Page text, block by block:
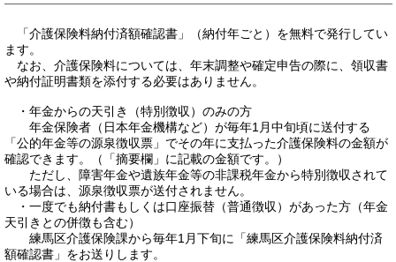
「介護保険料納付済額確認書」（納付年ごと）を無料で発行してい
ます。
なお、介護保険料については、年末調整や確定申告の際に、領収書
や納付証明書類を添付する必要はありません。
・年金からの天引き（特別徴収）のみの方
年金保険者（日本年金機構など）が毎年1月中旬頃に送付する
「公的年金等の源泉徴収票」でその年に支払った介護保険料の金額が
確認できます。（「摘要欄」に記載の金額です。）
ただし、障害年金や遺族年金等の非課税年金から特別徴収されて
いる場合は、源泉徴収票が送付されません。
・一度でも納付書もしくは口座振替（普通徴収）があった方（年金
天引きとの併徴も含む）
練馬区介護保険課から毎年1月下旬に「練馬区介護保険料納付済
額確認書」をお送りします。